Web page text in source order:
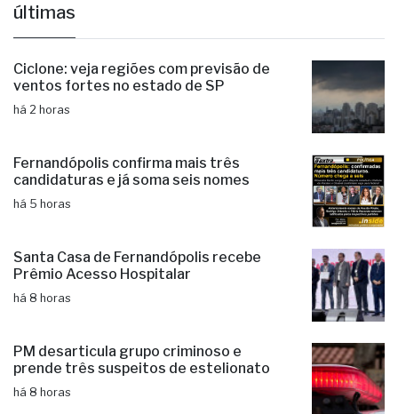
últimas
Ciclone: veja regiões com previsão de
ventos fortes no estado de SP
há 2 horas
Fernandópolis confirma mais três
candidaturas e já soma seis nomes
há 5 horas
Santa Casa de Fernandópolis recebe
Prêmio Acesso Hospitalar
há 8 horas
PM desarticula grupo criminoso e
prende três suspeitos de estelionato
há 8 horas